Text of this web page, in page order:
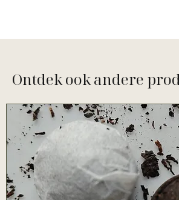
Ontdek ook andere